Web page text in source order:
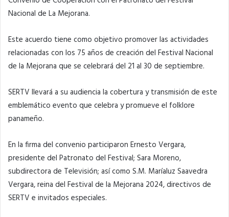
Nacional de La Mejorana.
Este acuerdo tiene como objetivo promover las actividades
relacionadas con los 75 años de creación del Festival Nacional
de la Mejorana que se celebrará del 21 al 30 de septiembre.
SERTV llevará a su audiencia la cobertura y transmisión de este
emblemático evento que celebra y promueve el folklore
panameño.
En la firma del convenio participaron Ernesto Vergara,
presidente del Patronato del Festival; Sara Moreno,
subdirectora de Televisión; así como S.M. Maríaluz Saavedra
Vergara, reina del Festival de la Mejorana 2024, directivos de
SERTV e invitados especiales.